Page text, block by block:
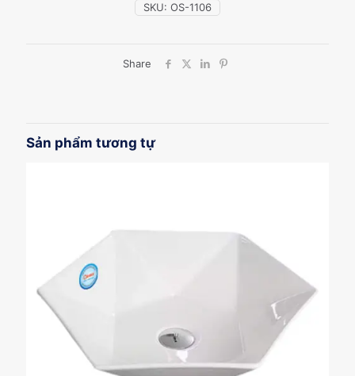
SKU: OS-1106
Share
Sản phẩm tương tự